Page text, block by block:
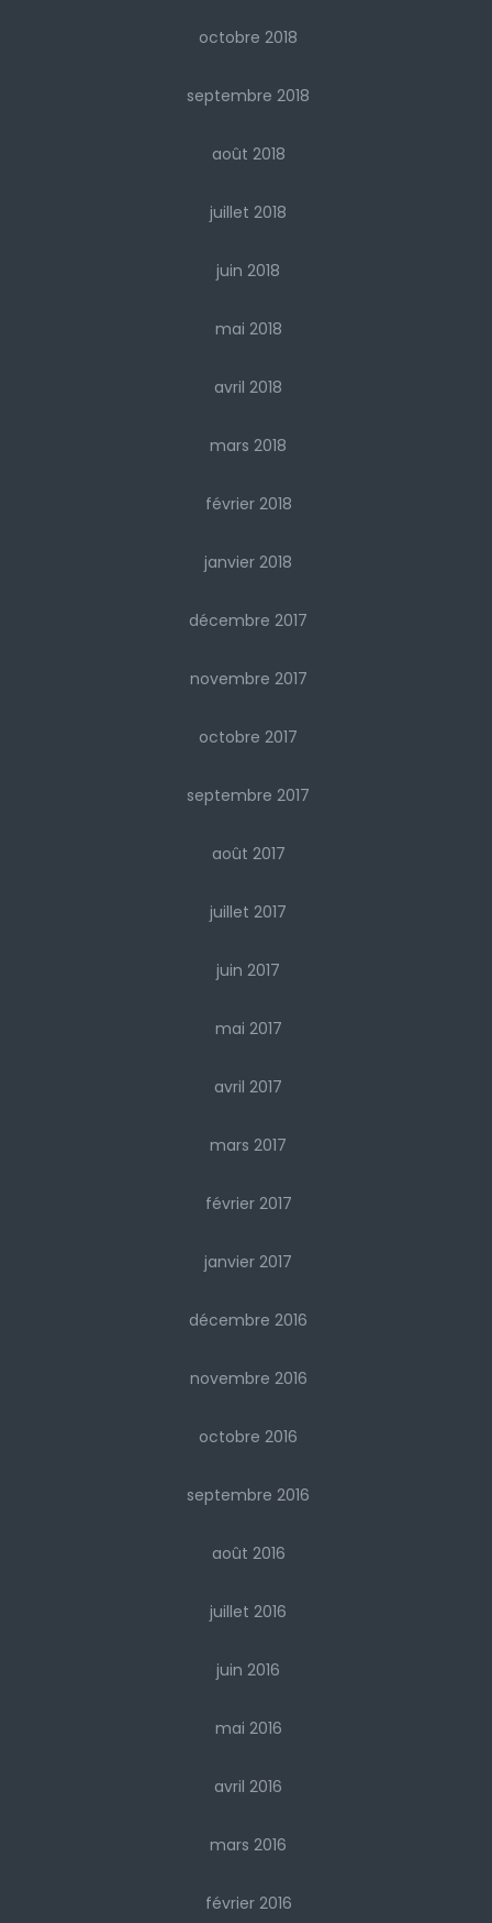
octobre 2018
septembre 2018
août 2018
juillet 2018
juin 2018
mai 2018
avril 2018
mars 2018
février 2018
janvier 2018
décembre 2017
novembre 2017
octobre 2017
septembre 2017
août 2017
juillet 2017
juin 2017
mai 2017
avril 2017
mars 2017
février 2017
janvier 2017
décembre 2016
novembre 2016
octobre 2016
septembre 2016
août 2016
juillet 2016
juin 2016
mai 2016
avril 2016
mars 2016
février 2016